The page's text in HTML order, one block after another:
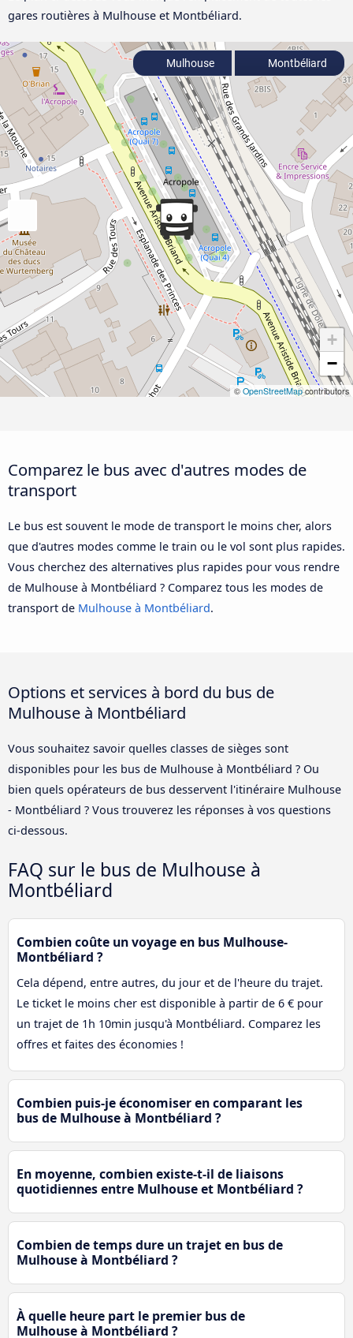
gares routières à Mulhouse et Montbéliard.
+
−
© OpenStreetMapcontributors
Mulhouse Montbéliard
Comparez le bus avec d'autres modes de
transport
Le bus est souvent le mode de transport le moins cher, alors
que d'autres modes comme le train ou le vol sont plus rapides.
Vous cherchez des alternatives plus rapides pour vous rendre
de Mulhouse à Montbéliard ? Comparez tous les modes de
transport de Mulhouse à Montbéliard.
Options et services à bord du bus de
Mulhouse à Montbéliard
Vous souhaitez savoir quelles classes de sièges sont
disponibles pour les bus de Mulhouse à Montbéliard ? Ou
bien quels opérateurs de bus desservent l'itinéraire Mulhouse
- Montbéliard ? Vous trouverez les réponses à vos questions
ci-dessous.
FAQ sur le bus de Mulhouse à
Montbéliard
Combien coûte un voyage en bus Mulhouse-
Montbéliard ?
Cela dépend, entre autres, du jour et de l'heure du trajet.
Le ticket le moins cher est disponible à partir de 6 € pour
un trajet de 1h 10min jusqu'à Montbéliard. Comparez les
offres et faites des économies !
Combien puis-je économiser en comparant les
bus de Mulhouse à Montbéliard ?
En moyenne, combien existe-t-il de liaisons
quotidiennes entre Mulhouse et Montbéliard ?
Combien de temps dure un trajet en bus de
Mulhouse à Montbéliard ?
À quelle heure part le premier bus de
Mulhouse à Montbéliard ?